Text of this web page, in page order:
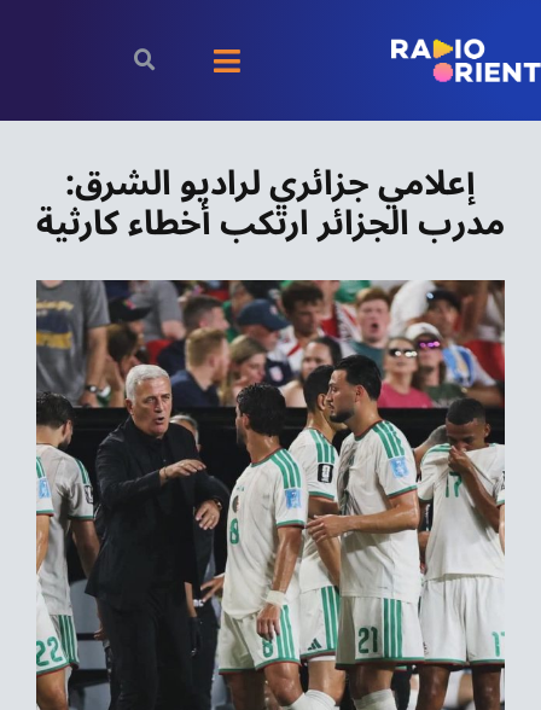
content
Toggle
Navigation
بودكاست
الأخبار
رياضة
اقتصاد
مقالات
موسيقى الشرق
من نحن
تواصل معنا
إعلامي جزائري لراديو الشرق:
مدرب الجزائر ارتكب أخطاء كارثية